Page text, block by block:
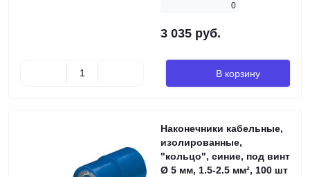
0
3 035 руб.
В корзину
Наконечники кабельные,
изолированные,
"кольцо", синие, под винт
Ø 5 мм, 1.5-2.5 мм², 100 шт